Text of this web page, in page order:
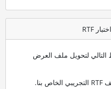
التالي لتحويل ملف العرض
.